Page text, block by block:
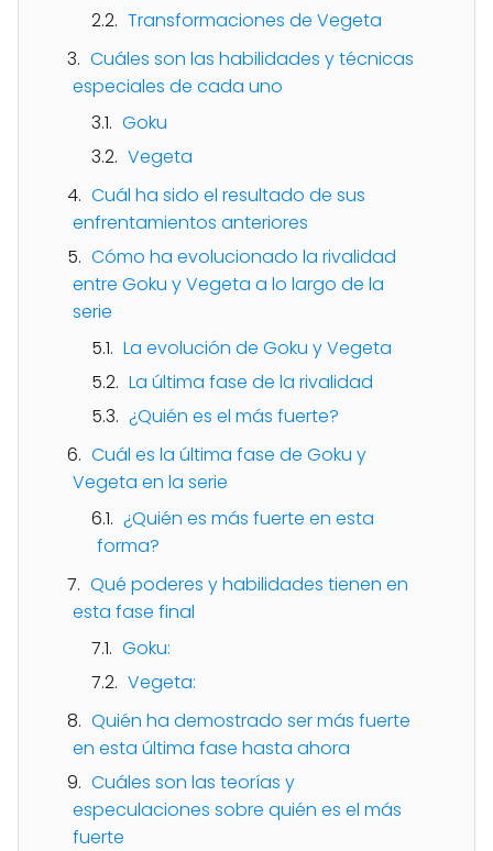
Transformaciones de Vegeta
Cuáles son las habilidades y técnicas
especiales de cada uno
Goku
Vegeta
Cuál ha sido el resultado de sus
enfrentamientos anteriores
Cómo ha evolucionado la rivalidad
entre Goku y Vegeta a lo largo de la
serie
La evolución de Goku y Vegeta
La última fase de la rivalidad
¿Quién es el más fuerte?
Cuál es la última fase de Goku y
Vegeta en la serie
¿Quién es más fuerte en esta
forma?
Qué poderes y habilidades tienen en
esta fase final
Goku:
Vegeta:
Quién ha demostrado ser más fuerte
en esta última fase hasta ahora
Cuáles son las teorías y
especulaciones sobre quién es el más
fuerte